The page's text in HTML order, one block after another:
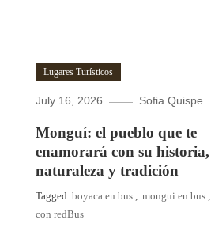
Lugares Turísticos
July 16, 2026 Sofia Quispe
Monguí: el pueblo que te
enamorará con su historia,
naturaleza y tradición
Tagged boyaca en bus , mongui en bus ,
con redBus